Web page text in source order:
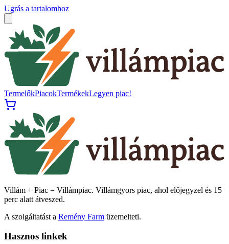
Ugrás a tartalomhoz
TermelőkPiacokTermékekLegyen piac!
Villám + Piac = Villámpiac. Villámgyors piac, ahol előjegyzel és 15
perc alatt átveszed.
A szolgáltatást a Remény Farm üzemelteti.
Hasznos linkek